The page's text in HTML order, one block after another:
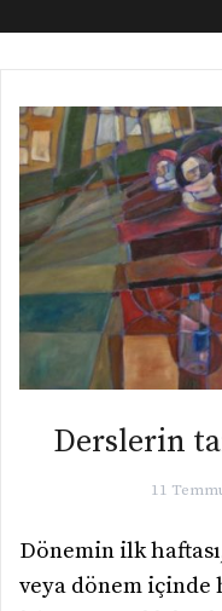
Derslerin
11
Dönemin ilk
veya dönem